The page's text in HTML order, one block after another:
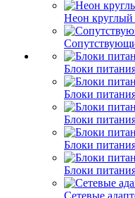
Неон круглый
Блоки
Блоки
Блоки
Блоки
Блоки
Сетевые